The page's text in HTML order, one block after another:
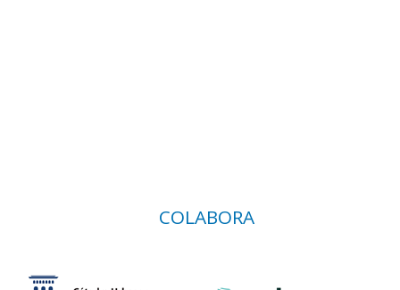
COLABORA